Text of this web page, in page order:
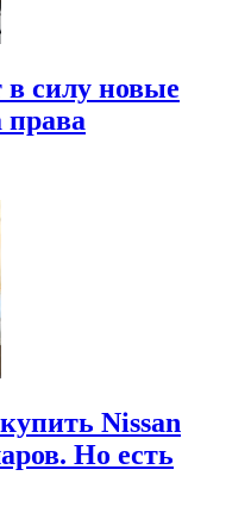
в силу новые
права
Nissan
Но есть